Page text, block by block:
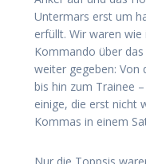
Untermars erst um
erfüllt. Wir waren
Kommando über
weiter gegeben: Von
bis hin zum Trainee
einige, die erst nicht
Kommas in einem